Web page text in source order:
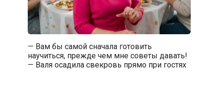
— Вам бы самой сначала готовить
научиться, прежде чем мне советы давать!
— Валя осадила свекровь прямо при гостях